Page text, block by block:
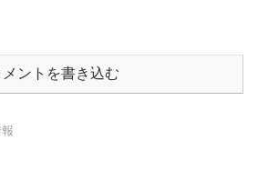
メントを書き込む